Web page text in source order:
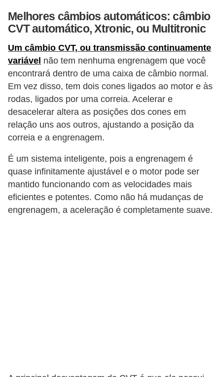
Melhores câmbios automáticos: câmbio
CVT automático, Xtronic, ou Multitronic
Um câmbio CVT, ou transmissão continuamente
variável não tem nenhuma engrenagem que você
encontrará dentro de uma caixa de câmbio normal.
Em vez disso, tem dois cones ligados ao motor e às
rodas, ligados por uma correia. Acelerar e
desacelerar altera as posições dos cones em
relação uns aos outros, ajustando a posição da
correia e a engrenagem.
É um sistema inteligente, pois a engrenagem é
quase infinitamente ajustável e o motor pode ser
mantido funcionando com as velocidades mais
eficientes e potentes. Como não há mudanças de
engrenagem, a aceleração é completamente suave.
ç
a
e
s
e
g
r
o